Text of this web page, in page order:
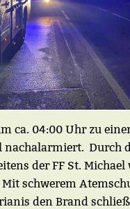
ca. 04:00 Uhr zu
nachalarmiert. Durch
der FF St. Michael
Mit schwerem
den Brand